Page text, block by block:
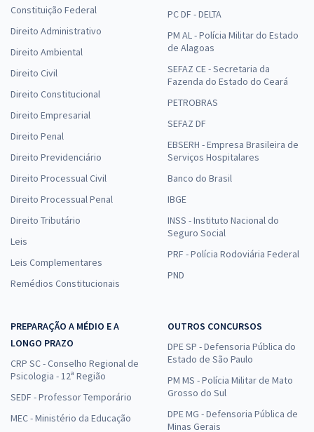
Constituição Federal
Direito Administrativo
Direito Ambiental
Direito Civil
Direito Constitucional
Direito Empresarial
Direito Penal
Direito Previdenciário
Direito Processual Civil
Direito Processual Penal
Direito Tributário
Leis
Leis Complementares
Remédios Constitucionais
PC DF - DELTA
PM AL - Polícia Militar do Estado
de Alagoas
SEFAZ CE - Secretaria da
Fazenda do Estado do Ceará
PETROBRAS
SEFAZ DF
EBSERH - Empresa Brasileira de
Serviços Hospitalares
Banco do Brasil
IBGE
INSS - Instituto Nacional do
Seguro Social
PRF - Polícia Rodoviária Federal
PND
PREPARAÇÃO A MÉDIO E A
LONGO PRAZO
CRP SC - Conselho Regional de
Psicologia - 12ª Região
SEDF - Professor Temporário
MEC - Ministério da Educação
OUTROS CONCURSOS
DPE SP - Defensoria Pública do
Estado de São Paulo
PM MS - Polícia Militar de Mato
Grosso do Sul
DPE MG - Defensoria Pública de
Minas Gerais